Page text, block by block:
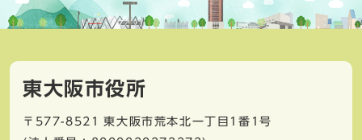
東大阪市役所
〒577-8521
東大阪市荒本北一丁目1番1号